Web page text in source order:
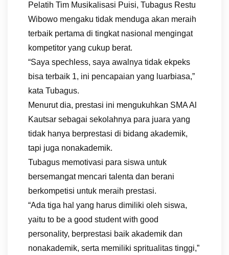
Pelatih Tim Musikalisasi Puisi, Tubagus Restu
Wibowo mengaku tidak menduga akan meraih
terbaik pertama di tingkat nasional mengingat
kompetitor yang cukup berat.
“Saya spechless, saya awalnya tidak ekpeks
bisa terbaik 1, ini pencapaian yang luarbiasa,”
kata Tubagus.
Menurut dia, prestasi ini mengukuhkan SMA Al
Kautsar sebagai sekolahnya para juara yang
tidak hanya berprestasi di bidang akademik,
tapi juga nonakademik.
Tubagus memotivasi para siswa untuk
bersemangat mencari talenta dan berani
berkompetisi untuk meraih prestasi.
“Ada tiga hal yang harus dimiliki oleh siswa,
yaitu to be a good student with good
personality, berprestasi baik akademik dan
nonakademik, serta memiliki spritualitas tinggi,”